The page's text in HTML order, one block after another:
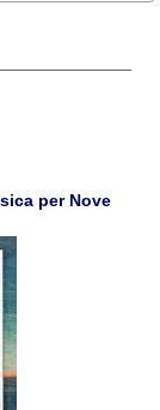
per Nove